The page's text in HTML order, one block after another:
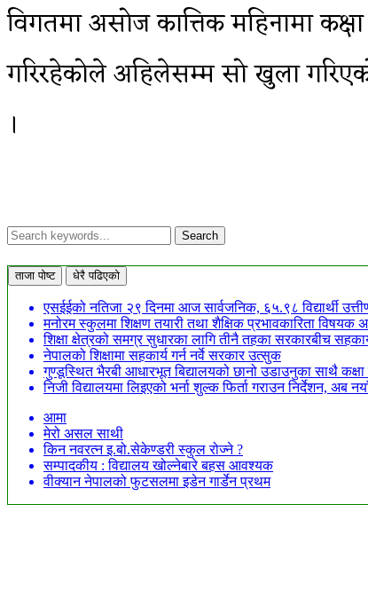
विगतमा असोज कात्तिक महिनामा
गरिरहेकोले अहिलेसम्म सो खुला
।
ताजा पोष्ट धेरै पढिएको
एसईईको नतिजा २९ दिनमा आज सार्वजनिक, ६५.९८ विद्यार्थी
मनोरम स्कुलमा शिक्षण तयारी तथा शैक्षिक प्रभावकारिता विषयक
शिक्षा क्षेत्रको समग्र सुधारका लागि तीनै तहका सरकारबीच
नेपालको शिक्षामा सहकार्य गर्न नर्वे सरकार उत्सुक
गुण्डूस्थित भैरबी आधारभूत बिद्यालयको छानो उडाउनुका साथै कक्षा
निजी विद्यालयमा लिइएको भर्ना शुल्क फिर्ता गराउन निर्देशन,
आमा
मेरो असल साथी
किन नवरत्न इ.बो.सेकेण्डरी स्कुल रोज्ने ?
सम्पादकीय : विद्यालय खोल्नेबारे बहस आवश्यक
वीक्यान नेपालको फुटसलमा इडेन गार्डेन प्रथम